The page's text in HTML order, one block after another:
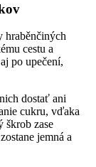
hraběnčiných
cestu a
po upečení,
dostať ani
cukru, vďaka
škrob zase
jemná a